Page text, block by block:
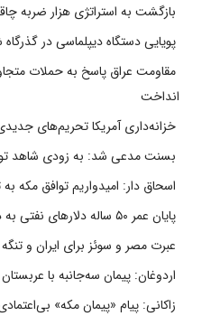
بازگشت به استراتژی هزار ضربه
پویایی دستگاه دیپلماسی در گذرگاه
مقاومت عراق پاسخ به حملات
انداخت
خزانه‌داری آمریکا تحریم‌های
بسنت مدعی شد: به زودی شاهد
اسحاق دار: امیدواریم توافق مکه
پایان عمر ۵۰ ساله دلارهای نفتی به دست ایران
عبرت مصر و سوئز برای ایران و
اردوغان: پیمان سه‌جانبه با
زاکانی: پیام «پیمان مکه»